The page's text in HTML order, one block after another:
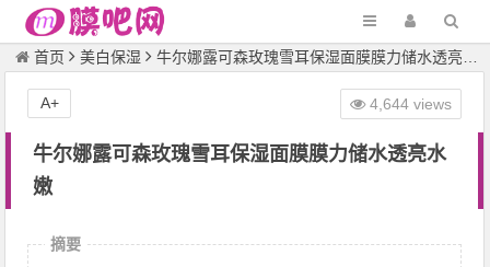
首页 美白保湿 牛尔娜露可森玫瑰雪耳保湿面膜膜力储水透亮水嫩
牛尔娜露可森玫瑰雪耳保湿面膜膜力储水透亮水
嫩
4,644 views
A+
摘要